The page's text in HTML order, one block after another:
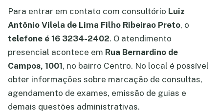
Para entrar em contato com consultório Luiz
Antônio Vilela de Lima Filho Ribeirao Preto, o
telefone é 16 3234-2402. O atendimento
presencial acontece em Rua Bernardino de
Campos, 1001, no bairro Centro. No local é possível
obter informações sobre marcação de consultas,
agendamento de exames, emissão de guias e
demais questões administrativas.